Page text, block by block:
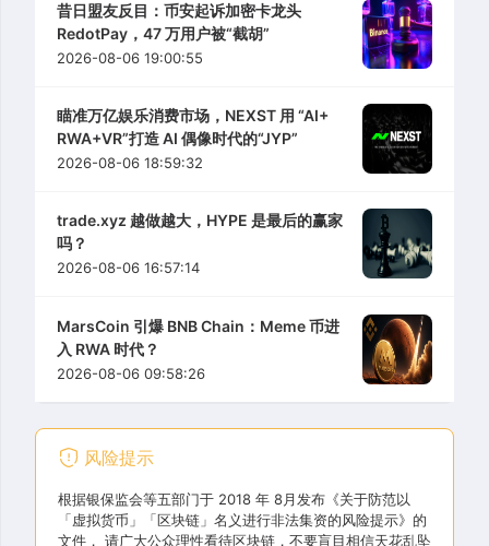
昔日盟友反目：币安起诉加密卡龙头
RedotPay，47 万用户被“截胡”
2026-08-06 19:00:55
瞄准万亿娱乐消费市场，NEXST 用 “AI+
RWA+VR”打造 AI 偶像时代的“JYP”
2026-08-06 18:59:32
trade.xyz 越做越大，HYPE 是最后的赢家
吗？
2026-08-06 16:57:14
MarsCoin 引爆 BNB Chain：Meme 币进
入 RWA 时代？
2026-08-06 09:58:26
风险提示
根据银保监会等五部门于 2018 年 8月发布《关于防范以
「虚拟货币」「区块链」名义进行非法集资的风险提示》的
文件， 请广大公众理性看待区块链，不要盲目相信天花乱坠